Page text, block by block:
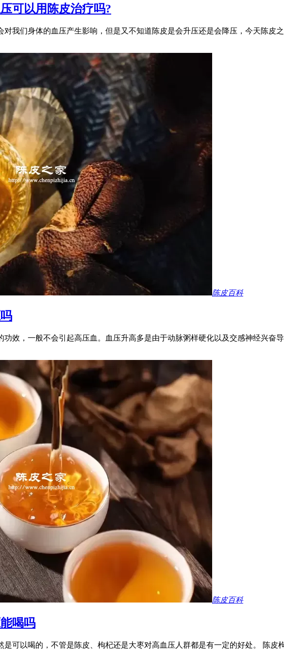
可以用陈皮治疗吗?
我们身体的血压产生影响，但是又不知道陈皮是会升压还是会降压，今天陈皮
陈皮百科
功效，一般不会引起高压血。血压升高多是由于动脉粥样硬化以及交感神经兴奋
陈皮百科
喝吗
是可以喝的，不管是陈皮、枸杞还是大枣对高血压人群都是有一定的好处。 陈皮